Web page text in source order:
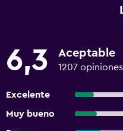
6,3 Aceptable
1207
Excelente
Muy bueno